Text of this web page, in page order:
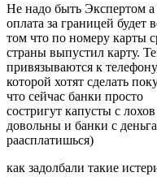
Не надо быть Экспертом
оплата за границей будет
том что по номеру карты
страны выпустил карту.
привязываются к
которой хотят сделать
что сейчас банки просто
состригут капусты с
довольны и банки с
раасплатишься)
как задолбали такие